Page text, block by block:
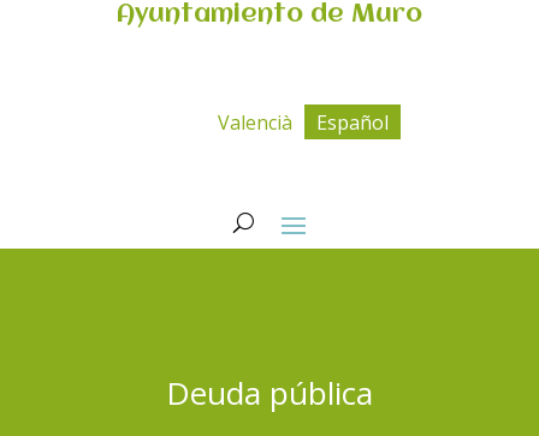
Ayuntamiento de Muro
Valencià Español
Deuda pública